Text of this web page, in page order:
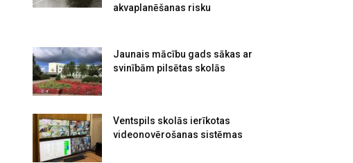
akvaplanēšanas risku
Jaunais mācību gads sākas ar
svinībām pilsētas skolās
Ventspils skolās ierīkotas
videonovērošanas sistēmas